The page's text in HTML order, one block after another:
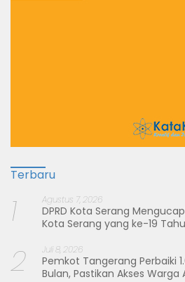
Terbaru
1 Agustus 7, 2026
DPRD Kota Serang
Kota Serang yang ke-19
2 Juli 8, 2026
Pemkot Tangerang Perbaiki
Bulan, Pastikan Akses